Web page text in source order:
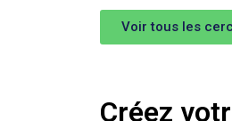
Voir tous les
Créez